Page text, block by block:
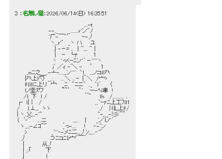
3 ： 名無し猫：2026/06/14(日) 16:35:51
,..-t
--.._　　 _........r'ン"ﾉ
'广-￣"’　　　ｰ-丿
ヽ,,ｒ'゛　_ヽ ハ　　ユ
亅-－= 、│ﾞﾞ,,. ^│
│　ｰ　└ｧ　　　　1
ヽ　'っくｰﾆン'´－''''ヽ
jﾞ ／ｨ -ﾞ＼ -　　’　　1
,nﾆ之＿..-亠-....,,ン'''　ﾞ'l_　,,ノコll癶
|癶上l勺　__:_　 ....＼ ､－│.＼　/宀ゝ
l!llllﾆ上リ　宀　 _ﾆ　＾ﾆニ゛ .._ `l´　　〈
lノ圭ﾇワ　　　　 ~~’　　＾' __ー-ﾍｉ聿　!
./l: 下　l /　　　　　　　　　　 ＾　　ｌh　./,.......... ､
┌　l|￤　/　　　　　　　　　　　　　 ,,`ｰｧﾆ上工ﾌｌl1
/　　l.⊥,,　ゝゝ　　　　　　　　　　　　./ 　川Ｌ上ｌ!/
| ヽ..父,,-'^　　　　　　　　　　　　　　^-,__-ﾐ彡~~
（　ﾞ‐＾　 ､..ニ　　　　_　　.,,..　丨　　_ンﾞｌノ'´
ゝ,,;-∠ｺ~~　　　　_っ-....　　!　　‐-ﾞン
>　　　　　　_ﾞ''‐-メﾆ二,,丿ﾝ;,,..‐'"
丿　　　　　　⊃ﾆコﾆﾚ宀"￣´
│　　　　从丿
│;:「　　　 下